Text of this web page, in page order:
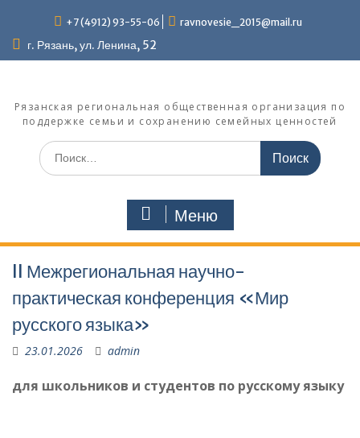
содержимому
+7 (4912) 93-55-06 ravnovesie_2015@mail.ru
г. Рязань, ул. Ленина, 52
Рязанская региональная общественная организация по
поддержке семьи и сохранению семейных ценностей
Поиск
по:
Меню
II Межрегиональная научно-
практическая конференция «Мир
русского языка»
23.01.2026 admin
для школьников и студентов по русскому языку